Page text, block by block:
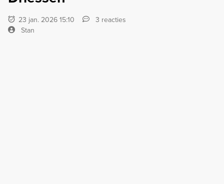
23 jan. 2026 15:10
3 reacties
Stan